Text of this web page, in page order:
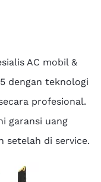
AC mobil &
dengan teknologi
profesional.
garansi uang
setelah di service.